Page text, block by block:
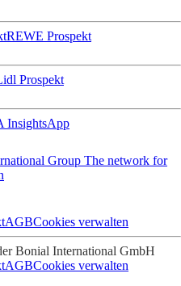
REWE Prospekt
Prospekt
InsightsApp
Group The network for
AGBCookies verwalten
Bonial International GmbH
AGBCookies verwalten